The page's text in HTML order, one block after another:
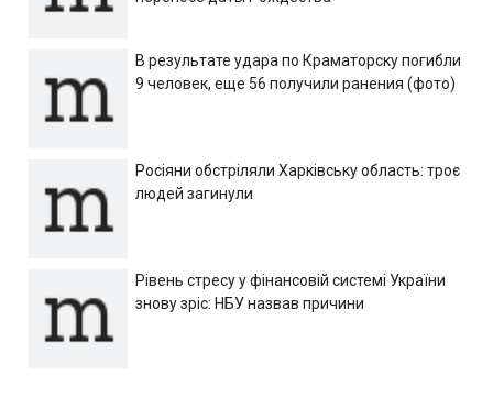
В результате удара по Краматорску погибли
9 человек, еще 56 получили ранения (фото)
Росіяни обстріляли Харківську область: троє
людей загинули
Рівень стресу у фінансовій системі України
знову зріс: НБУ назвав причини